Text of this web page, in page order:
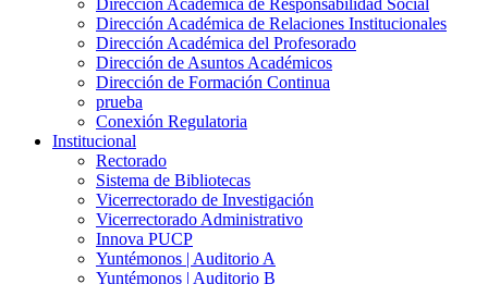
Dirección Académica de Responsabilidad Social
Dirección Académica de Relaciones Institucionales
Dirección Académica del Profesorado
Dirección de Asuntos Académicos
Dirección de Formación Continua
prueba
Conexión Regulatoria
Institucional
Rectorado
Sistema de Bibliotecas
Vicerrectorado de Investigación
Vicerrectorado Administrativo
Innova PUCP
Yuntémonos | Auditorio A
Yuntémonos | Auditorio B